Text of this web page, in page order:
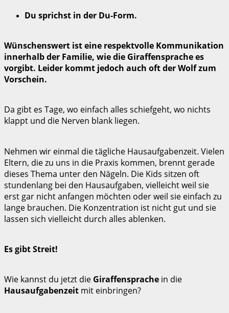
Du sprichst in der Du-Form.
Wünschenswert ist eine respektvolle Kommunikation
innerhalb der Familie, wie die Giraffensprache es
vorgibt. Leider kommt jedoch auch oft der Wolf zum
Vorschein.
Da gibt es Tage, wo einfach alles schiefgeht, wo nichts
klappt und die Nerven blank liegen.
Nehmen wir einmal die tägliche Hausaufgabenzeit. Vielen
Eltern, die zu uns in die Praxis kommen, brennt gerade
dieses Thema unter den Nägeln. Die Kids sitzen oft
stundenlang bei den Hausaufgaben, vielleicht weil sie
erst gar nicht anfangen möchten oder weil sie einfach zu
lange brauchen. Die Konzentration ist nicht gut und sie
lassen sich vielleicht durch alles ablenken.
Es gibt Streit!
Wie kannst du jetzt die Giraffensprache in die
Hausaufgabenzeit mit einbringen?